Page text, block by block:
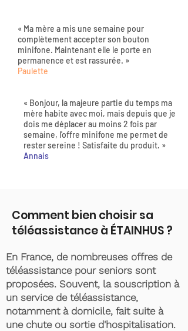
« Ma mère a mis une semaine pour
complètement accepter son bouton
minifone. Maintenant elle le porte en
permanence et est rassurée. »
Paulette
« Bonjour, la majeure partie du temps ma
mère habite avec moi, mais depuis que je
dois me déplacer au moins 2 fois par
semaine, l'offre minifone me permet de
rester sereine ! Satisfaite du produit. »
Annais
Comment bien choisir sa
téléassistance à ÉTAINHUS ?
En France, de nombreuses offres de
téléassistance pour seniors sont
proposées. Souvent, la souscription à
un service de téléassistance,
notamment à domicile, fait suite à
une chute ou sortie d'hospitalisation.